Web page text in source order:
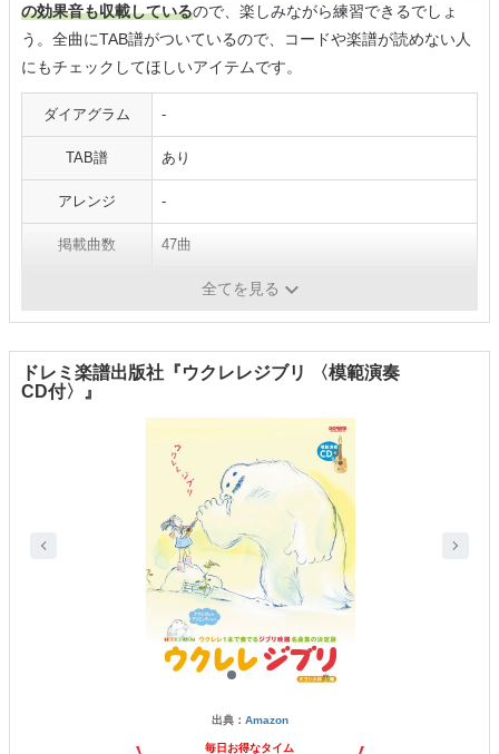
の効果音も収載しているので、楽しみながら練習できるでしょ
う。全曲にTAB譜がついているので、コードや楽譜が読めない人
にもチェックしてほしいアイテムです。
ダイアグラム -
TAB譜 あり
アレンジ -
掲載曲数 47曲
ゲーム全てを見る
ドレミ楽譜出版社『ウクレレジブリ 〈模範演奏
CD付〉』
出典： Amazon
毎日お得なタイム